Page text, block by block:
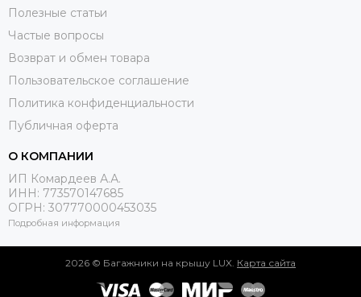
Полезные статьи
Частые вопросы
Возврат и обмен товара
Пользовательское соглашение
Политика конфиденциальности
Публичная оферта
О КОМПАНИИ
ИП Комардеев А.А.
ИНН: 773570147685
ОГРН: 307770000453035
Подробная информация
2026 © Багажники на крышу LUX. Карта сайта